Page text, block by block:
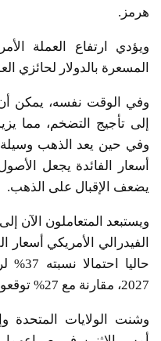
هرمز.
ويؤدي ارتفاع العملة
المسعرة بالدولار لحائزي
وفي الوقت نفسه، يمكن أن
إلى تأجيج التضخم، مما
وفي حين يعد الذهب
أسعار الفائدة يجعل
يضعف الإقبال على الذهب.
ويستبعد المتعاملون
الفيدرالي الأمريكي أسعار
حاليا
2027، مقارنة مع 27% توقعوا خفضها قبل أسبوع.
وشنت الولايات المتحدة